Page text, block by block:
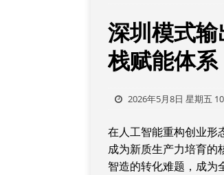
深圳模式
栈赋能体系
2026年5月8日 星期五
在人工智能重构创业形
成为新质生产力培育的
智造的转化难题，成为